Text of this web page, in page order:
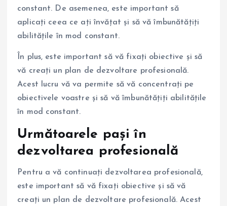
constant. De asemenea, este important să
aplicați ceea ce ați învățat și să vă îmbunătățiți
abilitățile în mod constant.
În plus, este important să vă fixați obiective și să
vă creați un plan de dezvoltare profesională.
Acest lucru vă va permite să vă concentrați pe
obiectivele voastre și să vă îmbunătățiți abilitățile
în mod constant.
Următoarele pași în
dezvoltarea profesională
Pentru a vă continuați dezvoltarea profesională,
este important să vă fixați obiective și să vă
creați un plan de dezvoltare profesională. Acest